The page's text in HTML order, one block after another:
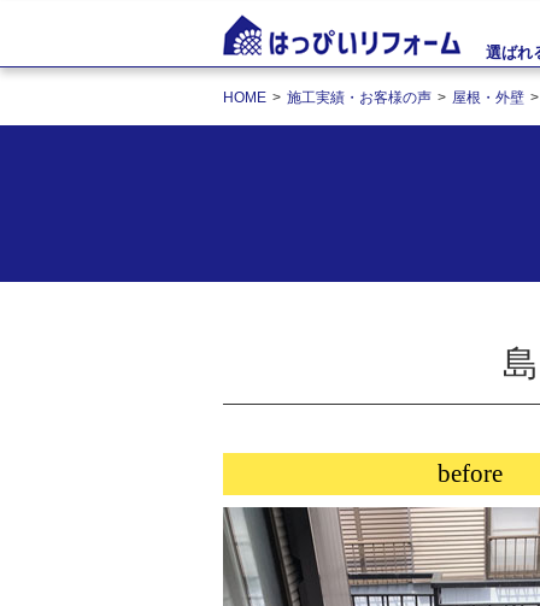
選ばれ
HOME 施工実績・お客様の声 屋根・外壁
before